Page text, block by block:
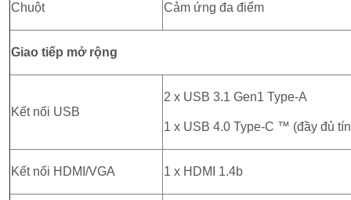
Chuột Cảm ứng đa điểm
Giao tiếp mở rộng
Kết nối USB
2 x USB 3.1 Gen1 Type-A
1 x USB 4.0 Type-C ™ (đầy đủ
Kết nối HDMI/VGA 1 x HDMI 1.4b